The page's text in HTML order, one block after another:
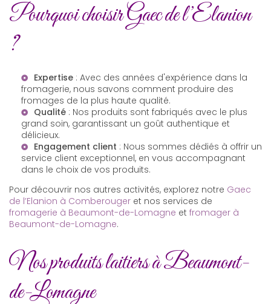
Pourquoi choisir Gaec de l’Elanion
?
Expertise : Avec des années d'expérience dans la
fromagerie, nous savons comment produire des
fromages de la plus haute qualité.
Qualité : Nos produits sont fabriqués avec le plus
grand soin, garantissant un goût authentique et
délicieux.
Engagement client : Nous sommes dédiés à offrir un
service client exceptionnel, en vous accompagnant
dans le choix de vos produits.
Pour découvrir nos autres activités, explorez notre Gaec
de l’Elanion à Comberouger et nos services de
fromagerie à Beaumont-de-Lomagne et fromager à
Beaumont-de-Lomagne.
Nos produits laitiers à Beaumont-
de-Lomagne